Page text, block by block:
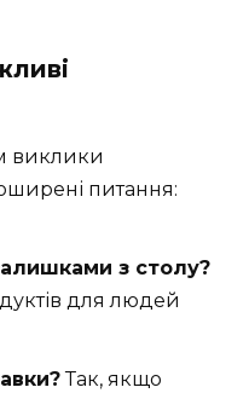
виклики
питання:
з столу?
для людей
Так, якщо